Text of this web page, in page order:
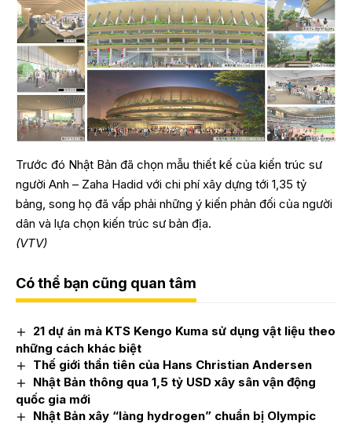
Trước đó Nhật Bản đã chọn mẫu thiết kế của kiến trúc sư
người Anh – Zaha Hadid với chi phí xây dựng tới 1,35 tỷ
bảng, song họ đã vấp phải những ý kiến phản đối của người
dân và lựa chọn kiến trúc sư bản địa.
(VTV)
Có thể bạn cũng quan tâm
21 dự án mà KTS Kengo Kuma sử dụng vật liệu theo
những cách khác biệt
Thế giới thần tiên của Hans Christian Andersen
Nhật Bản thông qua 1,5 tỷ USD xây sân vận động
quốc gia mới
Nhật Bản xây “làng hydrogen” chuẩn bị Olympic